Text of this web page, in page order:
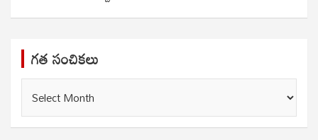
గత సంచికలు
గత
సంచికలు